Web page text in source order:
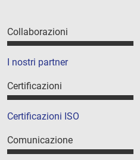
Collaborazioni
I nostri partner
Certificazioni
Certificazioni ISO
Comunicazione